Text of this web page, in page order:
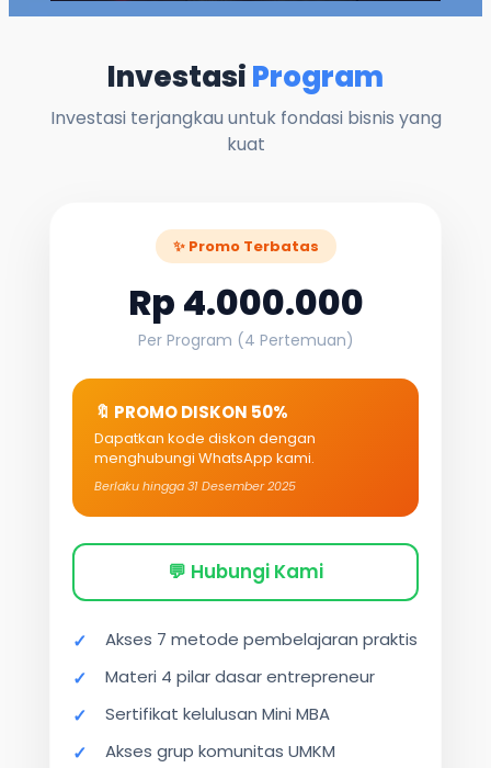
InvestasiProgram
Investasi terjangkau untuk fondasi bisnis yang
kuat
✨ Promo Terbatas
Rp 4.000.000
Per Program (4 Pertemuan)
🔖 PROMO DISKON 50%
Dapatkan kode diskon dengan
menghubungi WhatsApp kami.
Berlaku hingga 31 Desember 2025
💬 Hubungi Kami
Akses 7 metode pembelajaran praktis
Materi 4 pilar dasar entrepreneur
Sertifikat kelulusan Mini MBA
Akses grup komunitas UMKM